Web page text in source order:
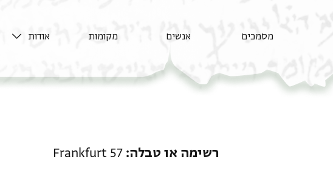
מסמכים אנשים מקומות אודות
רשימה או טבלה Frankfurt 57